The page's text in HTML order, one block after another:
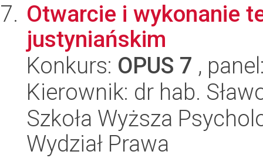
Otwarcie i wykonanie
justyniańskim
Konkurs: OPUS 7 ,
Kierownik: dr hab.
Szkoła Wyższa
Wydział Prawa